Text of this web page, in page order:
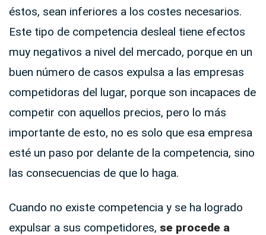
éstos, sean inferiores a los costes necesarios.
Este tipo de competencia desleal tiene efectos
muy negativos a nivel del mercado, porque en un
buen número de casos expulsa a las empresas
competidoras del lugar, porque son incapaces de
competir con aquellos precios, pero lo más
importante de esto, no es solo que esa empresa
esté un paso por delante de la competencia, sino
las consecuencias de que lo haga.
Cuando no existe competencia y se ha logrado
expulsar a sus competidores, se procede a